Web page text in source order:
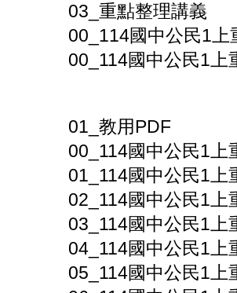
03_重點整理講義
00_114國中公民1
00_114國中公民1上
01_教用PDF
00_114國中公民1上
01_114國中公民1上
02_114國中公民1上
03_114國中公民1上
04_114國中公民1上
05_114國中公民1上